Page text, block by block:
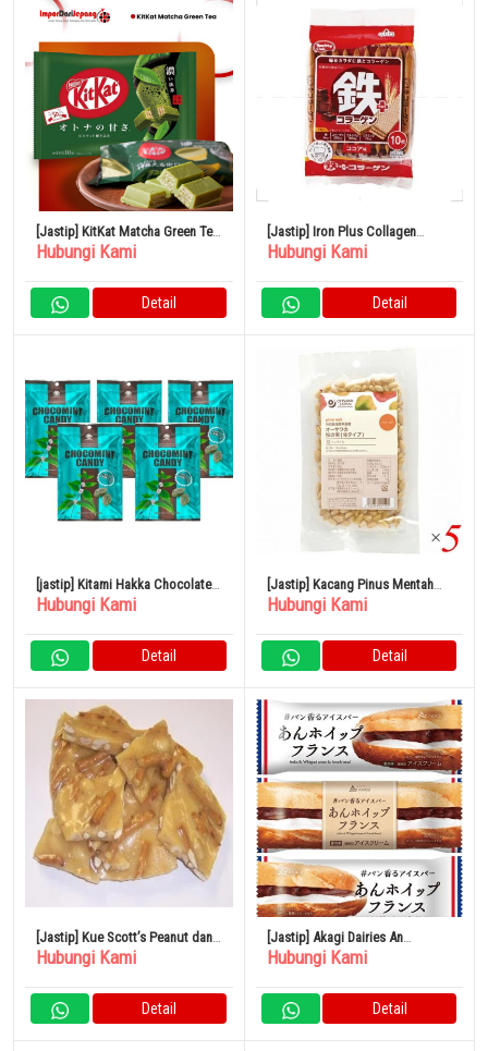
[Jastip] KitKat Matcha Green Tea
Jepang
Hubungi Kami
Detail
[Jastip] Iron Plus Collagen
Wafers 10 Pieces
Hubungi Kami
Detail
[jastip] Kitami Hakka Chocolate
Mint Candy 170g x 5 Bag
Hubungi Kami
Detail
[Jastip] Kacang Pinus Mentah
Kacang Osawa 30g Set isi 5
Hubungi Kami
Detail
[Jastip] Kue Scott’s Peanut dan
Pretzel Putih 1 Pound
Hubungi Kami
Detail
[Jastip] Akagi Dairies An
Whipped French 75ml x 24
Hubungi Kami
Detail